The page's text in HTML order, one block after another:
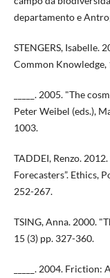
departamento e
STENGERS, Isabelle.
Common Knowledge,
_____. 2005. "The
Peter Weibel (eds.),
1003.
TADDEI, Renzo.
Forecasters”. Ethics,
252-267.
TSING, Anna. 2000.
15 (3) pp. 327-360.
_____. 2004.